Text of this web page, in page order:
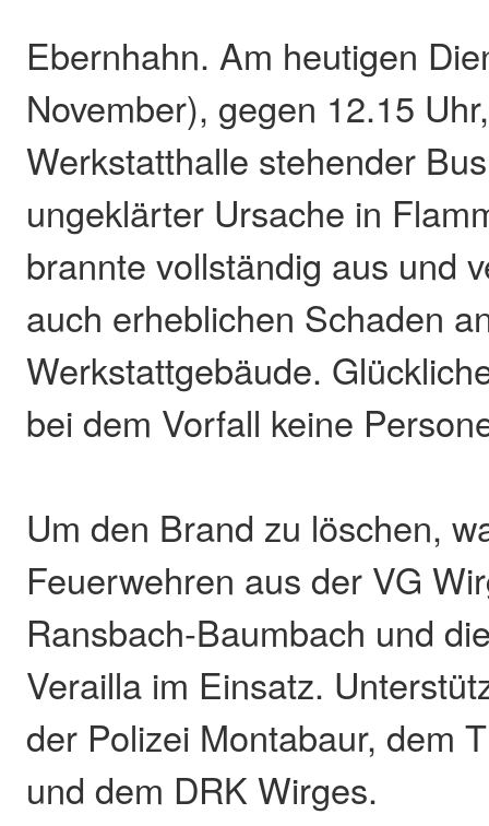
Ebernhahn. Am heutigen
November), gegen 12.15
Werkstatthalle stehender
ungeklärter Ursache in
brannte vollständig aus und
auch erheblichen Schaden
Werkstattgebäude.
bei dem Vorfall keine
Um den Brand zu löschen,
Feuerwehren aus der VG
Ransbach-Baumbach und
Verailla im Einsatz.
der Polizei Montabaur, dem
und dem DRK Wirges.